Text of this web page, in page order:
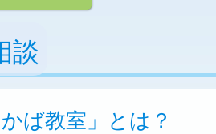
談
ば教室」とは？